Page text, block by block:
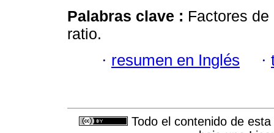
Palabras clave : Factores
ratio.
· resumen en Inglés ·
Todo el contenido de